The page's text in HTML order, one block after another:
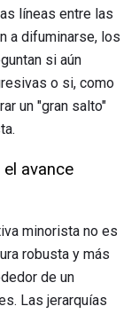
líneas entre las
a difuminarse, los
si aún
o si, como
un "gran salto"
avance
minorista no es
robusta y más
de un
Las jerarquías